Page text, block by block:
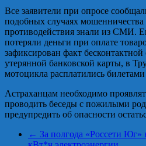
Все заявители при опросе
подобных случаях мошенничества
противодействия знали из СМИ.
потеряли деньги при оплате
зафиксирован факт
утерянной банковской карты, в
мотоцикла расплатились
Астраханцам необходимо
проводить беседы с пожилыми
предупредить об опасности
← За полгода «Россети Юг»